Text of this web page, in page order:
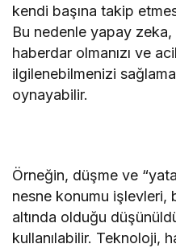
kendi başına takip
Bu nedenle yapay
haberdar olmanızı ve
ilgilenebilmenizi
oynayabilir.
Örneğin, düşme ve
nesne konumu işlevleri,
altında olduğu
kullanılabilir. Teknoloji,